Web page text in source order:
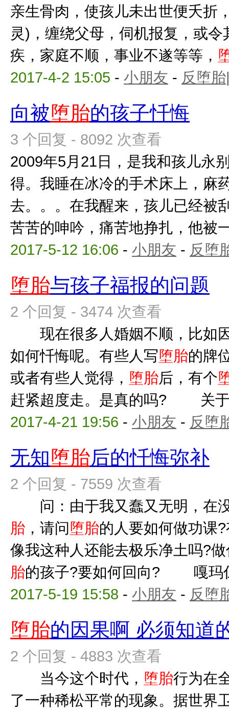
亲生骨肉，使孩儿未出世便夭折
灵)，缠绕父母，伺机报复，或
疾，家庭不顺，事业不遂等等，
2017-4-2 15:05 - 小朋友 - 反堕
向被堕胎的孩子忏悔
3 个回复 - 8092 次查看
2009年5月21日，是我和孩儿永
得。我睡在冰冷的手术床上，麻
去。。。在我醒来，孩儿已经被
苦苦的呻吟，痛苦地挣扎，他被
2017-5-12 16:06 - 小朋友 - 反堕
堕胎与孩子福报的问题
2 个回复 - 3474 次查看
现在很多人婚姻不顺，比如
如何忏悔呢。有些人写堕胎的牌
或者有些人觉得， 堕胎后，有个
赶紧超度走。是真的吗? 关
2017-4-21 19:56 - 小朋友 - 反堕
无知堕胎后的忏悔弥补
2 个回复 - 7559 次查看
问：由于我又蠢又无明，在
胎 ，请问堕胎的人要如何做功课
像我这种人还能去极乐净土吗?
胎的孩子?要如何回向? 嘎玛
2017-5-19 15:58 - 小朋友 - 反堕
堕胎的因果啊 必须知道
2 个回复 - 4883 次查看
当今这个时代， 堕胎行为在
了一种稀松平常的现象。据世界